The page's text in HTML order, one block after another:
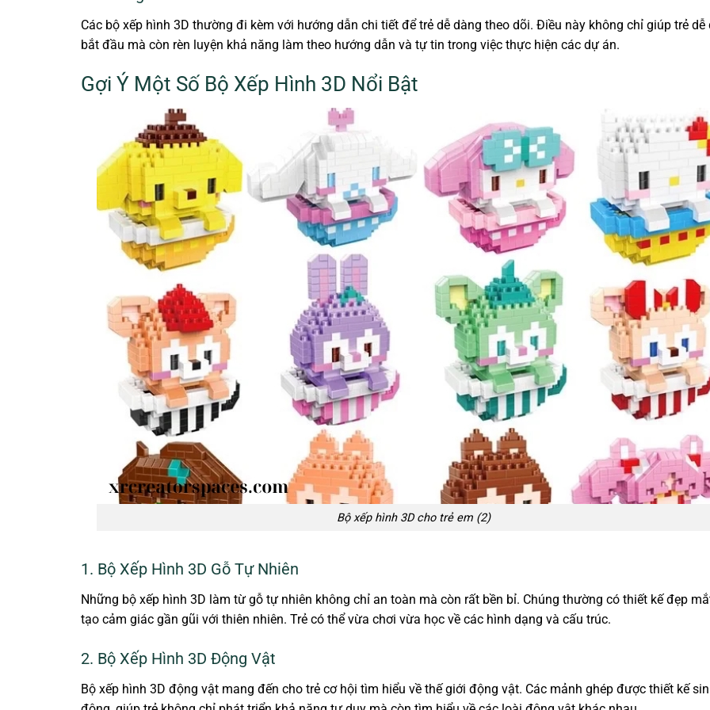
Các bộ xếp hình 3D thường đi kèm với hướng dẫn chi tiết để trẻ dễ dàng theo dõi. Điều này không chỉ giúp trẻ dễ
bắt đầu mà còn rèn luyện khả năng làm theo hướng dẫn và tự tin trong việc thực hiện các dự án.
Gợi Ý Một Số Bộ Xếp Hình 3D Nổi Bật
Bộ xếp hình 3D cho trẻ em (2)
1. Bộ Xếp Hình 3D Gỗ Tự Nhiên
Những bộ xếp hình 3D làm từ gỗ tự nhiên không chỉ an toàn mà còn rất bền bỉ. Chúng thường có thiết kế đẹp
tạo cảm giác gần gũi với thiên nhiên. Trẻ có thể vừa chơi vừa học về các hình dạng và cấu trúc.
2. Bộ Xếp Hình 3D Động Vật
Bộ xếp hình 3D động vật mang đến cho trẻ cơ hội tìm hiểu về thế giới động vật. Các mảnh ghép được thiết kế